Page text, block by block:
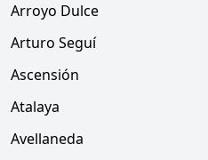
Arroyo Dulce
Arturo Seguí
Ascensión
Atalaya
Avellaneda